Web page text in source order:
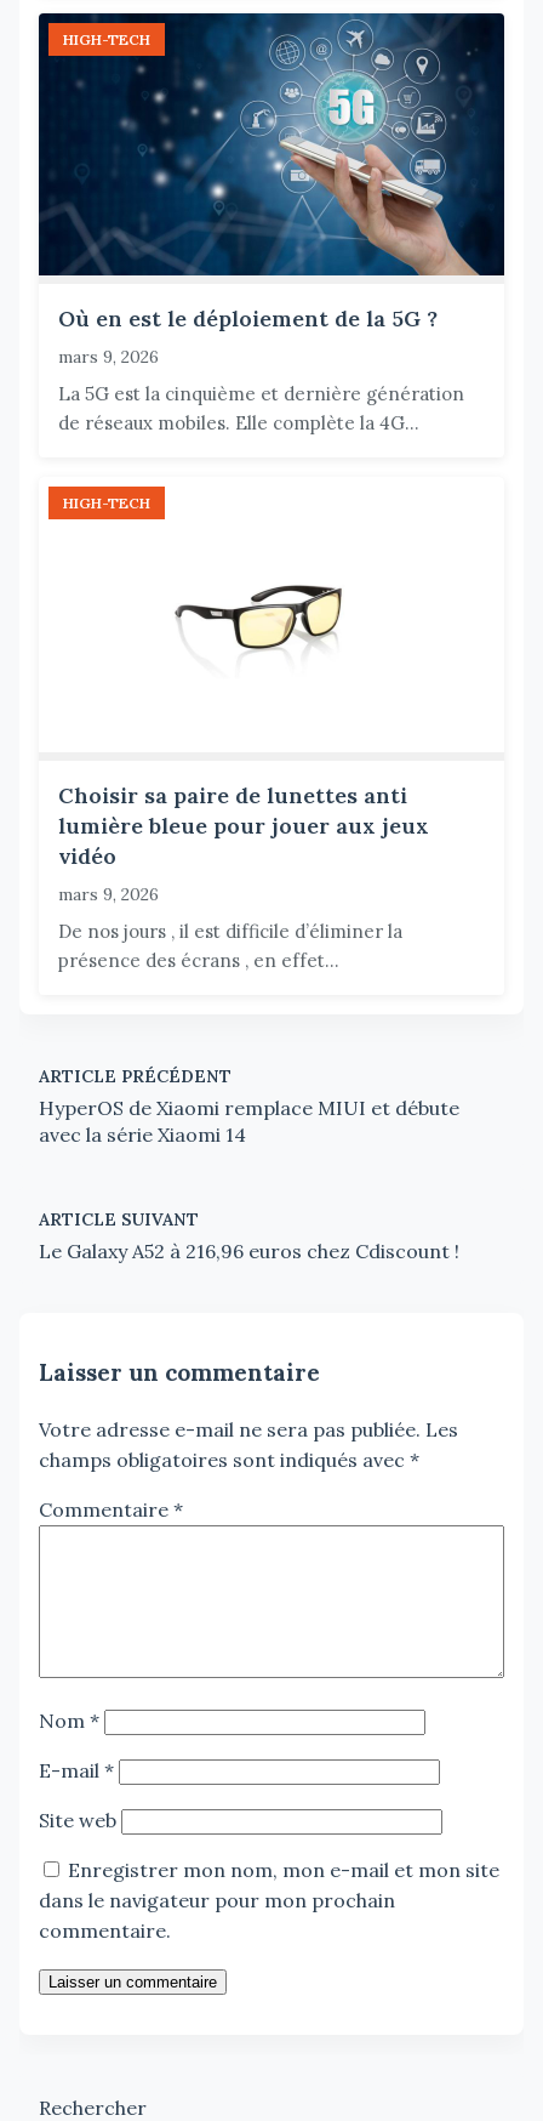
HIGH-TECH
Où en est le déploiement de la 5G ?
mars 9, 2026
La 5G est la cinquième et dernière génération
de réseaux mobiles. Elle complète la 4G...
HIGH-TECH
Choisir sa paire de lunettes anti
lumière bleue pour jouer aux jeux
vidéo
mars 9, 2026
De nos jours , il est difficile d’éliminer la
présence des écrans , en effet...
ARTICLE PRÉCÉDENT
HyperOS de Xiaomi remplace MIUI et débute
avec la série Xiaomi 14
ARTICLE SUIVANT
Le Galaxy A52 à 216,96 euros chez Cdiscount !
Laisser un commentaire
Votre adresse e-mail ne sera pas publiée. Les
champs obligatoires sont indiqués avec *
Commentaire *
Nom *
E-mail *
Site web
Enregistrer mon nom, mon e-mail et mon site
dans le navigateur pour mon prochain
commentaire.
Laisser un commentaire
Rechercher